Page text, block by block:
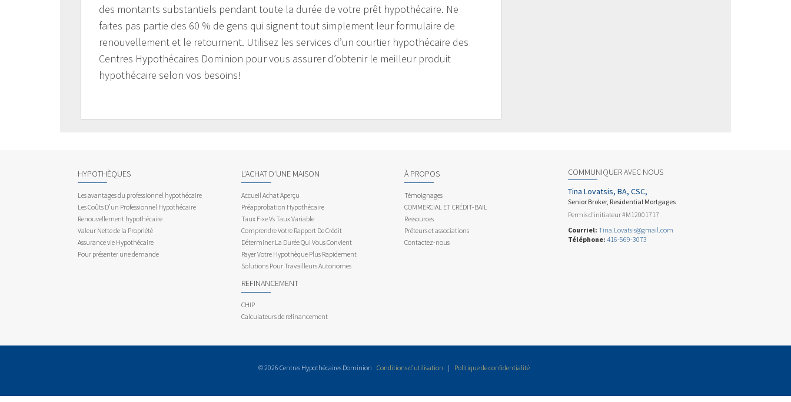
des montants substantiels pendant toute la durée de votre prêt hypothécaire. Ne
faites pas partie des 60 % de gens qui signent tout simplement leur formulaire de
renouvellement et le retournent. Utilisez les services d’un courtier hypothécaire des
Centres Hypothécaires Dominion pour vous assurer d’obtenir le meilleur produit
hypothécaire selon vos besoins!
HYPOTHÈQUES
Les avantages du professionnel hypothécaire
Les Coûts D’un Professionnel Hypothécaire
Renouvellement hypothécaire
Valeur Nette de la Propriété
Assurance vie Hypothécaire
Pour présenter une demande
L’ACHAT D’UNE MAISON
Accueil Achat Aperçu
Préapprobation Hypothécaire
Taux Fixe Vs Taux Variable
Comprendre Votre Rapport De Crédit
Déterminer La Durée Qui Vous Convient
Payer Votre Hypothèque Plus Rapidement
Solutions Pour Travailleurs Autonomes
REFINANCEMENT
CHIP
Calculateurs de refinancement
À PROPOS
Témoignages
COMMERCIAL ET CRÉDIT-BAIL
Ressources
Prêteurs et associations
Contactez-nous
COMMUNIQUER AVEC NOUS
Tina Lovatsis, BA, CSC,
Senior Broker, Residential Mortgages
Permis d’initiateur #M12001717
Courriel: Tina.Lovatsis@gmail.com
Téléphone: 416-569-3073
© 2026 Centres Hypothécaires Dominion Conditions d’utilisation | Politique de confidentialité